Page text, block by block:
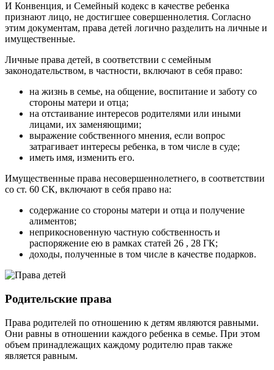
И Конвенция, и Семейный кодекс в качестве ребенка
признают лицо, не достигшее совершеннолетия. Согласно
этим документам, права детей логично разделить на личные и
имущественные.
Личные права детей, в соответствии с семейным
законодательством, в частности, включают в себя право:
на жизнь в семье, на общение, воспитание и заботу со
стороны матери и отца;
на отстаивание интересов родителями или иными
лицами, их заменяющими;
выражение собственного мнения, если вопрос
затрагивает интересы ребенка, в том числе в суде;
иметь имя, изменить его.
Имущественные права несовершеннолетнего, в соответствии
со ст. 60 СК, включают в себя право на:
содержание со стороны матери и отца и получение
алиментов;
неприкосновенную частную собственность и
распоряжение ею в рамках статей 26 , 28 ГК;
доходы, полученные в том числе в качестве подарков.
Родительские права
Права родителей по отношению к детям являются равными.
Они равны в отношении каждого ребенка в семье. При этом
объем принадлежащих каждому родителю прав также
является равным.